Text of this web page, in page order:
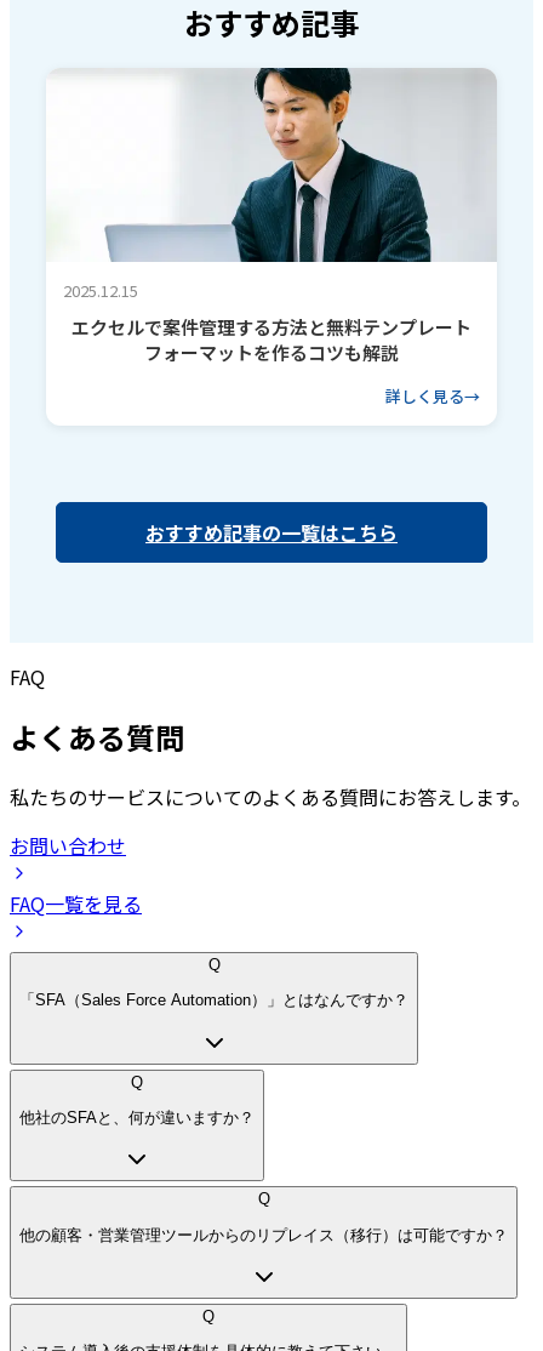
おすすめ記事
2025.12.15
エクセルで案件管理する方法と無料テンプレート
フォーマットを作るコツも解説
詳しく見る
おすすめ記事の一覧はこちら
FAQ
よくある質問
私たちのサービスについてのよくある質問にお答えします。
お問い合わせ
FAQ一覧を見る
Q
「SFA（Sales Force Automation）」とはなんですか？
Q
他社のSFAと、何が違いますか？
Q
他の顧客・営業管理ツールからのリプレイス（移行）は可能ですか？
Q